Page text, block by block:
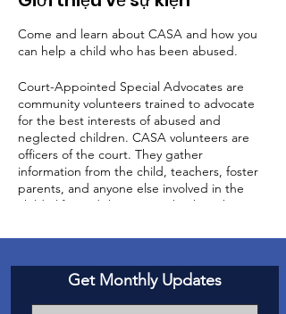
Come and learn about CASA and how you
can help a child who has been abused.
Court-Appointed Special Advocates are
community volunteers trained to advocate
for the best interests of abused and
neglected children. CASA volunteers are
officers of the court. They gather
information from the child, teachers, foster
parents, and anyone else involved in the
child’s life, and then report back to the
well-being of the child.
Get Monthly Updates